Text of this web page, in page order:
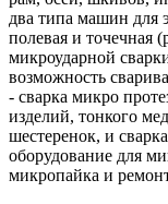
два типа машин для
полевая и точечная
микроударной
возможность
- сварка микро
изделий, тонкого
шестеренок, и
оборудование для
микропайка и